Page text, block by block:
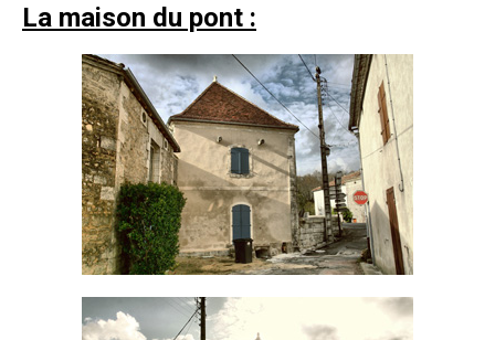
La maison du pont :